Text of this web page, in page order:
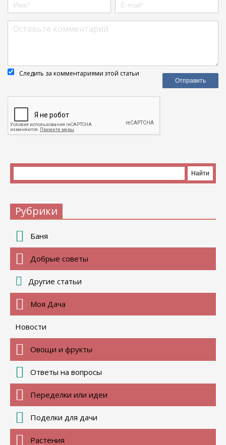
Следить за комментариями этой статьи
Рубрики
Баня
Добрые советы
Другие статьи
Моя Дача
Новости
Овощи и фрукты
Ответы на вопросы
Переделки или идеи
Поделки для дачи
Растения